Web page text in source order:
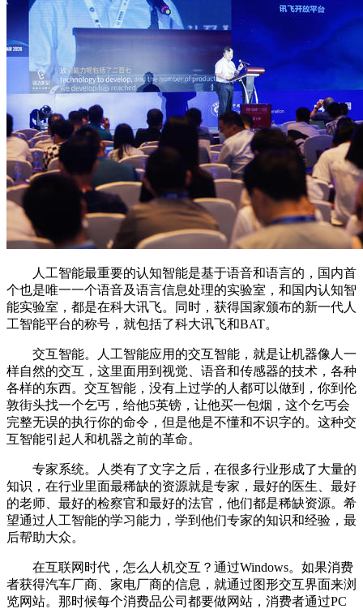
人工智能最重要的认知智能是基于语音和语言的，国内首
个也是唯一一个语音及语言信息处理的实验室，和国内认知智
能实验室，都是在科大讯飞。同时，获得国家颁布的新一代人
工智能平台的称号，就包括了科大讯飞和BAT。
交互智能。人工智能应用的交互智能，就是让机器像人一
样自然的交互，这里面用到视觉、语音和传感器的技术，各种
各样的东西。交互智能，没有上过学的人都可以做到，你到伦
敦街头找一个乞丐，给他5英镑，让他买一包烟，这个乞丐会
完整无误的执行你的命令，但是他是不懂和不识字的。这种交
互智能引起人和机器之前的革命。
专家系统。人类有了文字之后，在很多行业形成了大量的
知识，在行业里面最稀缺的资源就是专家，最好的医生、最好
的老师、最好的检察官和最好的法官，他们都是稀缺资源。希
望通过人工智能的学习能力，学到他们专家的知识和经验，最
后帮助大众。
在互联网时代，怎么人机交互？通过Windows。如果消费
者获得汽车厂商、家电厂商的信息，就通过图形交互界面来浏
览网站。那时候每个消费品公司都要做网站，消费者通过PC